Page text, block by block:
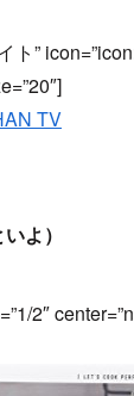
ト”
TV
よ）
2″